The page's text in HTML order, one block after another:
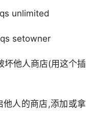
unlimited
setowner
他人商店(用这个插
人的商店,添加或拿